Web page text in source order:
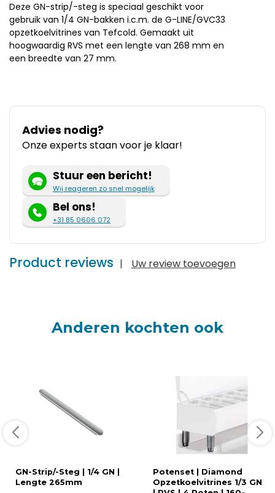
Deze GN-strip/-steg is speciaal geschikt voor
gebruik van 1/4 GN-bakken i.c.m. de G-LINE/GVC33
opzetkoelvitrines van Tefcold. Gemaakt uit
hoogwaardig RVS met een lengte van 268 mm en
een breedte van 27 mm.
Advies nodig?
Onze experts staan voor je klaar!
Stuur een bericht!
Wij reageren zo snel mogelijk
Bel ons!
+31 85 0606 072
Product reviews | Uw review toevoegen
Anderen kochten ook
GN-Strip/-Steg | 1/4 GN |
Lengte 265mm
Potenset | Diamond
Opzetkoelvitrines 1/3 GN